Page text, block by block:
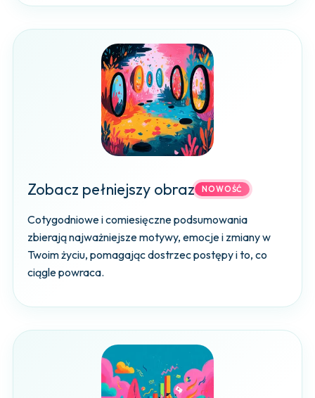
Zobacz pełniejszy obraz NOWOŚĆ
Cotygodniowe i comiesięczne podsumowania
zbierają najważniejsze motywy, emocje i zmiany w
Twoim życiu, pomagając dostrzec postępy i to, co
ciągle powraca.